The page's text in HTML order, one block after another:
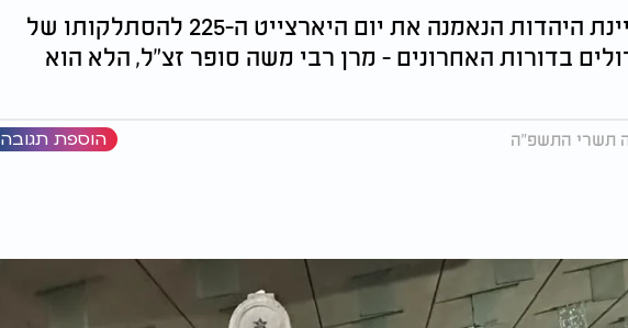
היום, כ"ה בתשרי, מציינת היהדות הנאמנה את יום היארצייט ה-225 להסתלקותו של
בדורות האחרונים - מרן רבי משה סופר זצ"ל, הלא הוא
הוספת תגובה